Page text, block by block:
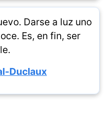
Darse a luz uno
Es, en fin, ser
Duclaux